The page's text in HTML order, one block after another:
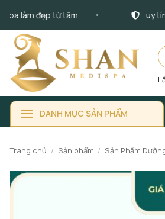
qua
dung
làm đẹp từ tâm uy tín
DANH MỤC SẢN PHẨM
Trang chủ / Sản phẩm / Sản Phẩm